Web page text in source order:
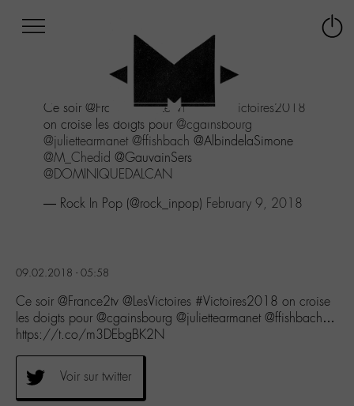
au
menu
Aller
au
contenu
Ce soir @France2tv@LesVictoires
#Victoires2018
on croise les doigts pour @cgainsbourg
@juliettearmanet @ffishbach @AlbindelaSimone
@M_Chedid @GauvainSers
@DOMINIQUEDALCAN
— Rock In Pop (@rock_inpop) February 9, 2018
09.02.2018 - 05:58
Ce soir @France2tv @LesVictoires #Victoires2018 on croise
les doigts pour @cgainsbourg @juliettearmanet @ffishbach…
https://t.co/m3DEbgBK2N
Voir sur twitter